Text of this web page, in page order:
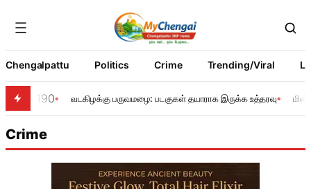
Chengalpattu Politics Crime Trending/Viral
190 வடகிழக்கு பருவமழை: படகுகள் தயாராக இருக்க உத்தரவு
Crime